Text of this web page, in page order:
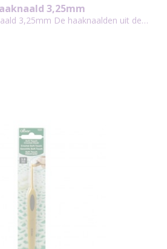
3,25mm
3,25mm De haaknaalden uit de…